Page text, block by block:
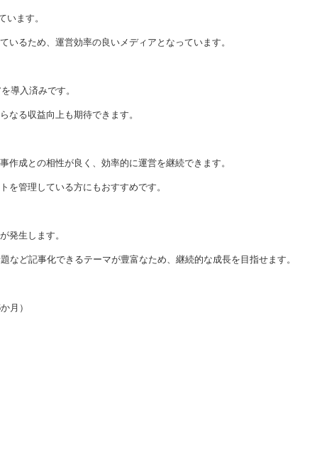
います。
いるため、運営効率の良いメディアとなっています。
導入済みです。
なる収益向上も期待できます。
作成との相性が良く、効率的に運営を継続できます。
を管理している方にもおすすめです。
発生します。
など記事化できるテーマが豊富なため、継続的な成長を目指せます。
月）